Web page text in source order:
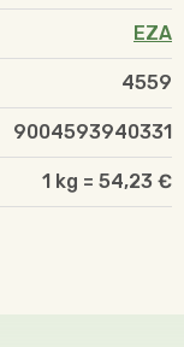
EZA
4559
9004593940331
1 kg = 54,23 €